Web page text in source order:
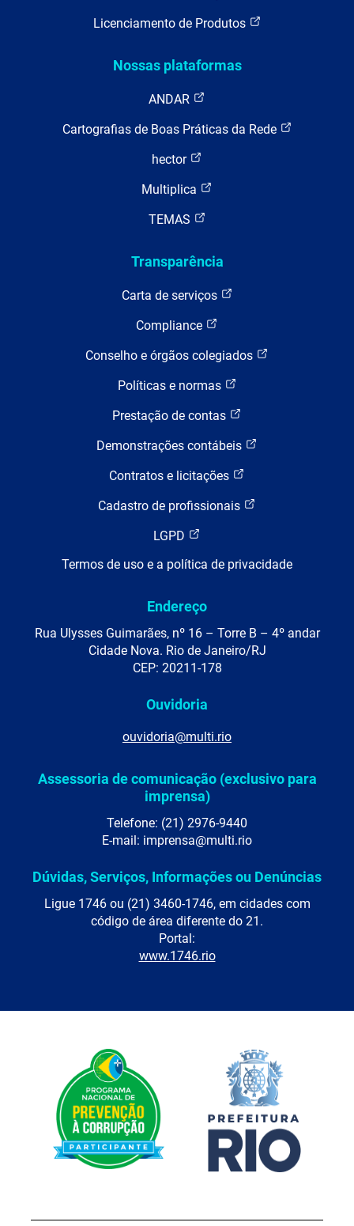
Licenciamento de Produtos
Nossas plataformas
ANDAR
Cartografias de Boas Práticas da Rede
hector
Multiplica
TEMAS
Transparência
Carta de serviços
Compliance
Conselho e órgãos colegiados
Políticas e normas
Prestação de contas
Demonstrações contábeis
Contratos e licitações
Cadastro de profissionais
LGPD
Termos de uso e a política de privacidade
Endereço
Rua Ulysses Guimarães, nº 16 – Torre B – 4º andar
Cidade Nova. Rio de Janeiro/RJ
CEP: 20211-178
Ouvidoria
ouvidoria@multi.rio
Assessoria de comunicação (exclusivo para
imprensa)
Telefone: (21) 2976-9440
E-mail: imprensa@multi.rio
Dúvidas, Serviços, Informações ou Denúncias
Ligue 1746 ou (21) 3460-1746, em cidades com
código de área diferente do 21.
Portal:
www.1746.rio